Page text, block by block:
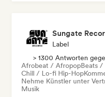
Sungate
Label
> 1300 Antworten
Afrobeat / AfropopBeats
Chill / Lo-fi Hip-Hop
Nehme Künstler unter
Musik